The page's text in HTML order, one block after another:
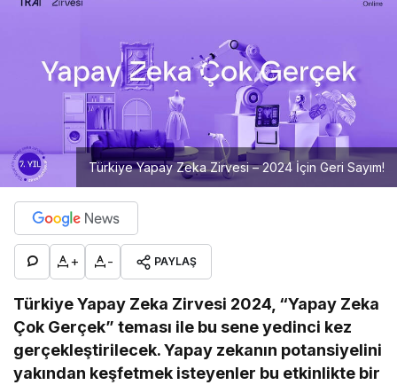
Türkiye Yapay Zeka Zirvesi – 2024 İçin Geri Sayım!
+ - PAYLAŞ
Türkiye Yapay Zeka Zirvesi 2024, “Yapay Zeka
Çok Gerçek” teması ile bu sene yedinci kez
gerçekleştirilecek. Yapay zekanın potansiyelini
yakından keşfetmek isteyenler bu etkinlikte bir